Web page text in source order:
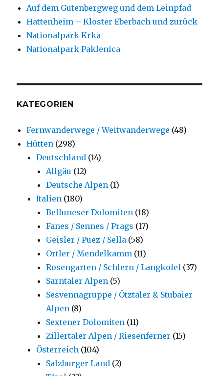
Auf dem Gutenbergweg und dem Leinpfad
Hattenheim – Kloster Eberbach und zurück
Nationalpark Krka
Nationalpark Paklenica
KATEGORIEN
Fernwanderwege / Weitwanderwege (48)
Hütten (298)
Deutschland (14)
Allgäu (12)
Deutsche Alpen (1)
Italien (180)
Belluneser Dolomiten (18)
Fanes / Sennes / Prags (17)
Geisler / Puez / Sella (58)
Ortler / Mendelkamm (11)
Rosengarten / Schlern / Langkofel (37)
Sarntaler Alpen (5)
Sesvennagruppe / Ötztaler & Stubaier
Alpen (8)
Sextener Dolomiten (11)
Zillertaler Alpen / Riesenferner (15)
Österreich (104)
Salzburger Land (2)